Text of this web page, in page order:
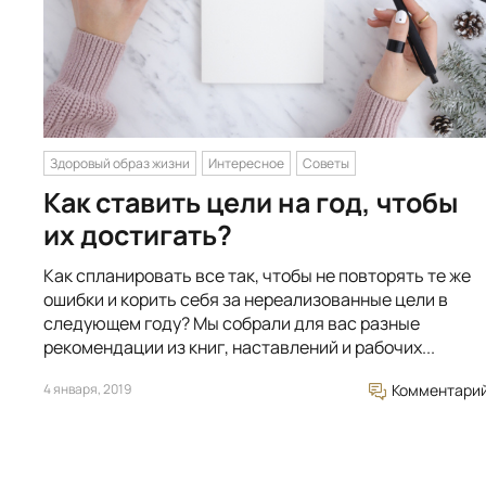
Здоровый образ жизни Интересное Советы
Как ставить цели на год, чтобы
их достигать?
Как спланировать все так, чтобы не повторять те же
ошибки и корить себя за нереализованные цели в
следующем году? Мы собрали для вас разные
рекомендации из книг, наставлений и рабочих...
4 января, 2019